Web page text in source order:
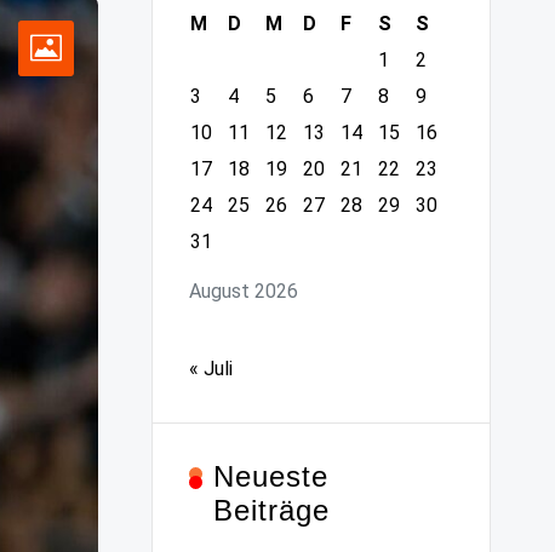
August 2026
M D M D F S
S
1
2
3
4 5 6 7 8
9
10
11 12 13 14 15
16
17
18 19 20 21 22
23
24
25 26 27 28 29
30
31
« Juli
Neueste
Beiträge